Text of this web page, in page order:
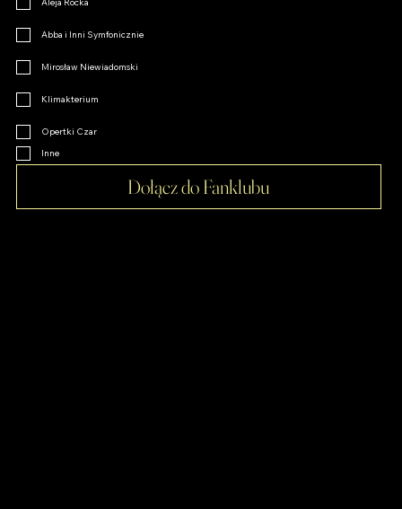
Wszystkie Drogi Prowadzą do Rzymu
Aleja Rocka
Abba i Inni Symfonicznie
Mirosław Niewiadomski
Klimakterium
Opertki Czar